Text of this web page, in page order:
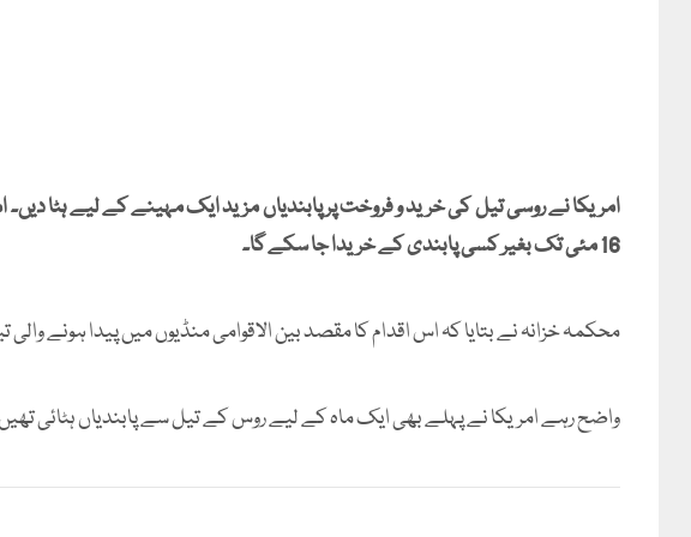
امریکا نے روسی تیل کی خرید و فروخت پر پابندیاں مزید ایک مہینے کے لیے ہٹا
16 مئی تک بغیر کسی پابندی کے خریدا جا سکے گا۔
محکمہ خزانہ نے بتایا کہ اس اقدام کا مقصد بین الاقوامی منڈیوں میں پیدا ہونے
واضح رہے امریکا نے پہلے بھی ایک ماہ کے لیے روس کے تیل سے پابندیاں ہٹائی تھیں جو 11 اپریل کو دوبارہ نافذ کر دی گئی